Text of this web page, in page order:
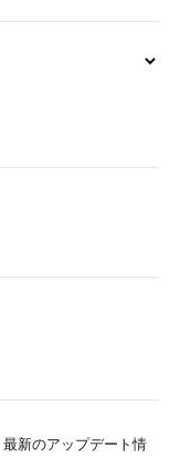
新のアップデート情